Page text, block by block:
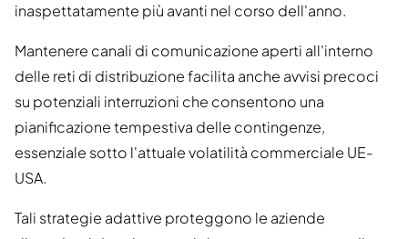
inaspettatamente più avanti nel corso dell'anno.
Mantenere canali di comunicazione aperti all'interno
delle reti di distribuzione facilita anche avvisi precoci
su potenziali interruzioni che consentono una
pianificazione tempestiva delle contingenze,
essenziale sotto l'attuale volatilità commerciale UE-
USA.
Tali strategie adattive proteggono le aziende